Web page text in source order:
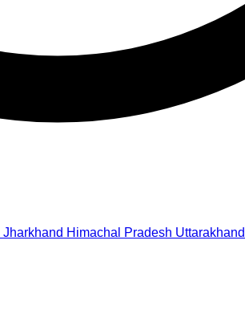
Jharkhand Himachal Pradesh Uttarakhand